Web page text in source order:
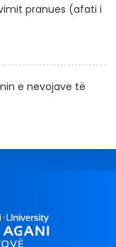
pranues (afati i
e nevojave të